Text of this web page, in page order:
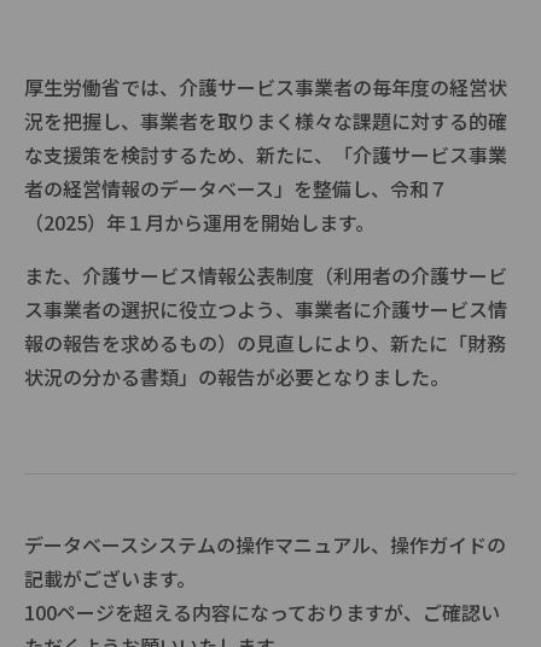
厚生労働省では、介護サービス事業者の毎年度の経営状
況を把握し、事業者を取りまく様々な課題に対する的確
な支援策を検討するため、新たに、「介護サービス事業
者の経営情報のデータベース」を整備し、令和７
（2025）年１月から運用を開始します。
また、介護サービス情報公表制度（利用者の介護サービ
ス事業者の選択に役立つよう、事業者に介護サービス情
報の報告を求めるもの）の見直しにより、新たに「財務
状況の分かる書類」の報告が必要となりました。
データベースシステムの操作マニュアル、操作ガイドの
記載がございます。
100ページを超える内容になっておりますが、ご確認い